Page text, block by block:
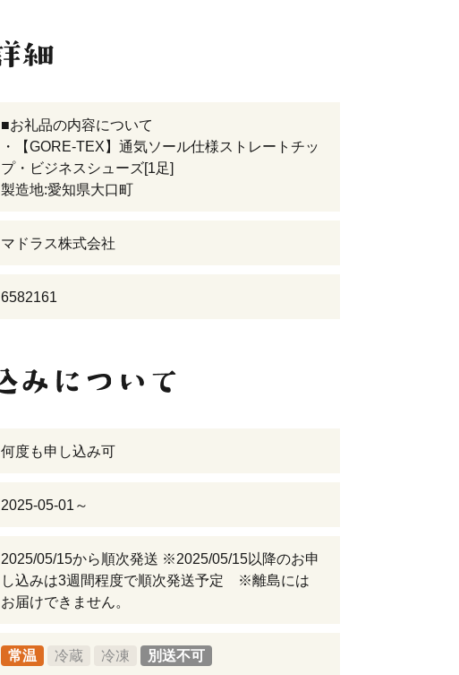
■お礼品の内容について
・【GORE-TEX】通気ソール仕様ストレートチッ
プ・ビジネスシューズ[1足]
製造地:愛知県大口町
マドラス株式会社
6582161
何度も申し込み可
2025-05-01～
2025/05/15から順次発送 ※2025/05/15以降のお申
し込みは3週間程度で順次発送予定 ※離島には
お届けできません。
常温 冷蔵 冷凍 別送不可